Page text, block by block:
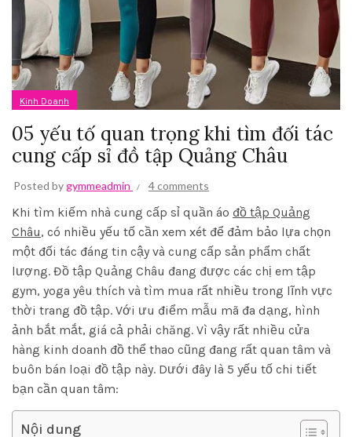
Kinh Doanh
05 yếu tố quan trọng khi tìm đối tác
cung cấp sỉ đồ tập Quảng Châu
Posted bygymmeadmin 4 comments
Khi tìm kiếm nhà cung cấp sỉ quần áo đồ tập Quảng
Châu, có nhiều yếu tố cần xem xét để đảm bảo lựa chọn
một đối tác đáng tin cậy và cung cấp sản phẩm chất
lượng. Đồ tập Quảng Châu đang được các chị em tập
gym, yoga yêu thích và tìm mua rất nhiều trong lĩnh vực
thời trang đồ tập. Với ưu điểm mẫu mã đa dạng, hình
ảnh bắt mắt, giá cả phải chăng. Vì vậy rất nhiều cửa
hàng kinh doanh đồ thể thao cũng đang rất quan tâm và
buôn bán loại đồ tập này. Dưới đây là 5 yếu tố chi tiết
bạn cần quan tâm:
Nội dung